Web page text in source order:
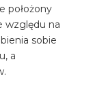
położony
względu na
sobie
a